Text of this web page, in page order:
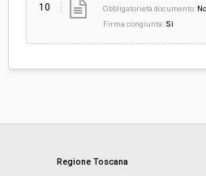
10 Obbligatorietà documento: No
Firma congiunta: Sì
Regione Toscana